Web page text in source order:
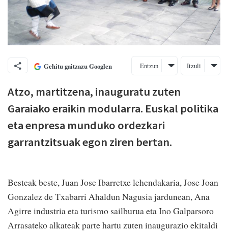
Gehitu gaitzazu Googlen Entzun Itzuli
Atzo, martitzena, inauguratu zuten
Garaiako eraikin modularra. Euskal politika
eta enpresa munduko ordezkari
garrantzitsuak egon ziren bertan.
Besteak beste, Juan Jose Ibarretxe lehendakaria, Jose Joan
Gonzalez de Txabarri Ahaldun Nagusia jardunean, Ana
Agirre industria eta turismo sailburua eta Ino Galparsoro
Arrasateko alkateak parte hartu zuten inaugurazio ekitaldi